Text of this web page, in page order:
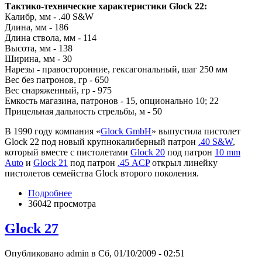
Тактико-технические характеристики Glock 22:
Калибр, мм - .40 S&W
Длина, мм - 186
Длина ствола, мм - 114
Высота, мм - 138
Ширина, мм - 30
Нарезы - правосторонние, гексагональный, шаг 250 мм
Вес без патронов, гр - 650
Вес снаряженный, гр - 975
Емкость магазина, патронов - 15, опционально 10; 22
Прицельная дальность стрельбы, м - 50
В 1990 году компания «Glock GmbH» выпустила пистолет
Glock 22 под новый крупнокалиберный патрон .40 S&W,
который вместе с пистолетами Glock 20 под патрон 10 mm
Auto и Glock 21 под патрон .45 ACPоткрыл линейку
пистолетов семейства Glock второго поколения.
Подробнее
36042 просмотра
Glock 27
Опубликовано admin в Сб, 01/10/2009 - 02:51